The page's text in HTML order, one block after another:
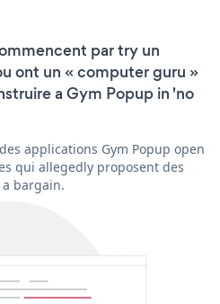
par try un
ont un « computer guru »
a Gym Popup in 'no
applications Gym Popup open
qui allegedly proposent des
bargain.